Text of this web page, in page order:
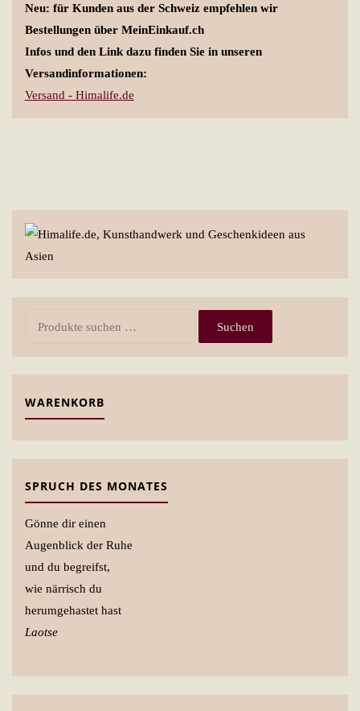
Neu: für Kunden aus der Schweiz empfehlen wir
Bestellungen über MeinEinkauf.ch
Infos und den Link dazu finden Sie in unseren
Versandinformationen:
Versand - Himalife.de
Suchen
WARENKORB
SPRUCH DES MONATES
Gönne dir einen
Augenblick der Ruhe
und du begreifst,
wie närrisch du
herumgehastet hast
Laotse